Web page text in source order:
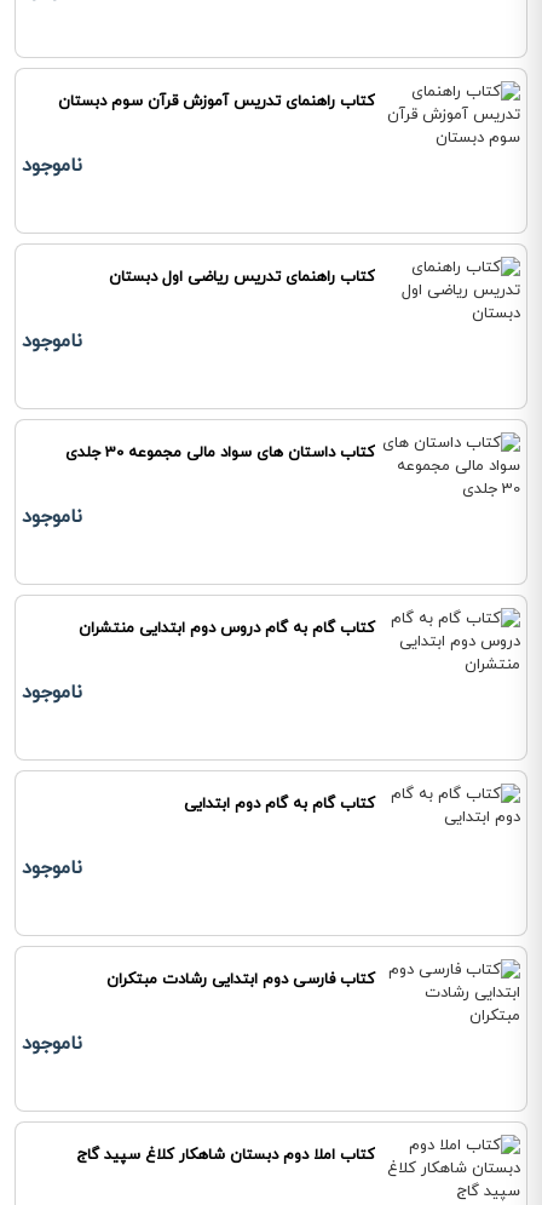
کتاب راهنمای تدریس آموزش قرآن سوم دبستان
ناموجود
کتاب راهنمای تدریس ریاضی اول دبستان
ناموجود
کتاب داستان های سواد مالی مجموعه 30 جلدی
ناموجود
کتاب گام به گام دروس دوم ابتدایی منتشران
ناموجود
کتاب گام به گام دوم ابتدایی
ناموجود
کتاب فارسی دوم ابتدایی رشادت مبتکران
ناموجود
کتاب املا دوم دبستان شاهکار کلاغ سپید گاج